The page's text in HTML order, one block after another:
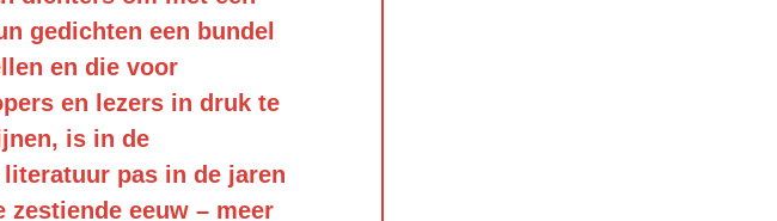
gedichten een bundel
en die voor
en lezers in druk te
is in de
literatuur pas in de jaren
zestiende eeuw – meer